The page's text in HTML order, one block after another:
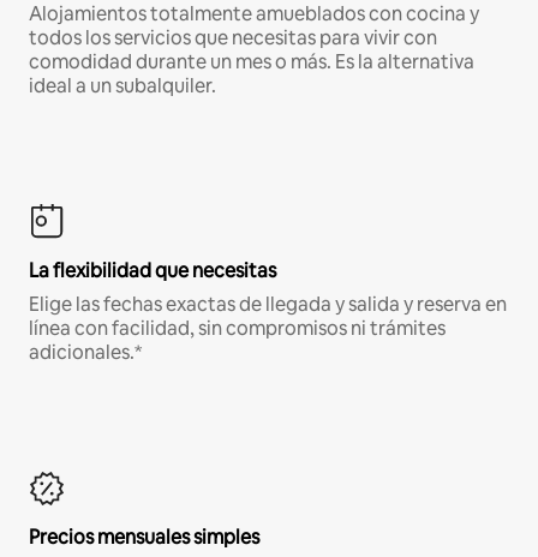
Alojamientos totalmente amueblados con cocina y
todos los servicios que necesitas para vivir con
comodidad durante un mes o más. Es la alternativa
ideal a un subalquiler.
La flexibilidad que necesitas
Elige las fechas exactas de llegada y salida y reserva en
línea con facilidad, sin compromisos ni trámites
adicionales.*
Precios mensuales simples